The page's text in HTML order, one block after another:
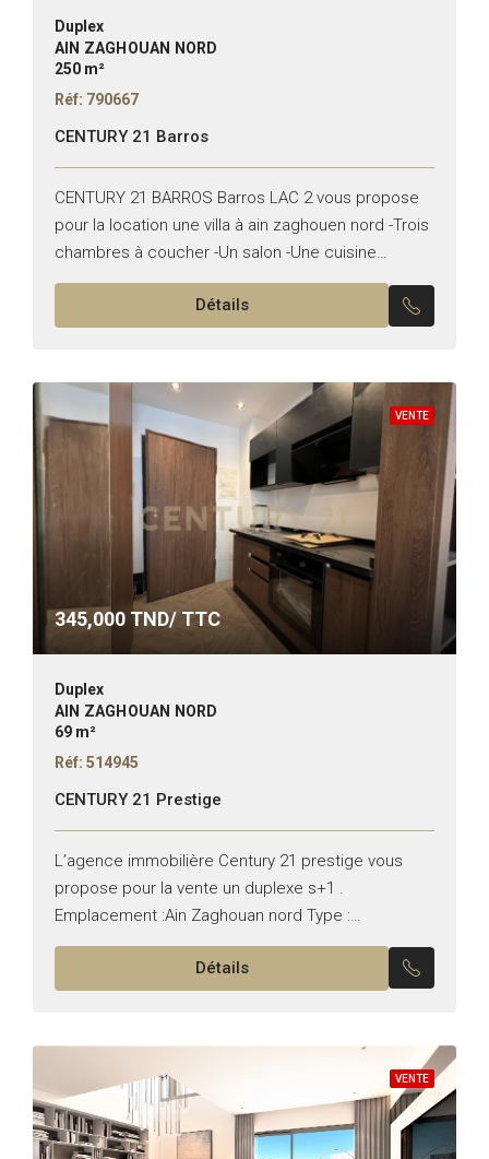
Duplex
AIN ZAGHOUAN NORD
250 m²
Réf: 790667
CENTURY 21 Barros
CENTURY 21 BARROS Barros LAC 2 vous propose
pour la location une villa à ain zaghouen nord -Trois
chambres à coucher -Un salon -Une cuisine
équipée -Une salle d’eau pour invités -Une...
Détails
VENTE
345,000 TND/ TTC
Duplex
AIN ZAGHOUAN NORD
69 m²
Réf: 514945
CENTURY 21 Prestige
L’agence immobilière Century 21 prestige vous
propose pour la vente un duplexe s+1 .
Emplacement :Ain Zaghouan nord Type :
appartement Typologie : S1 Il se compose de : –
Détails
VENTE